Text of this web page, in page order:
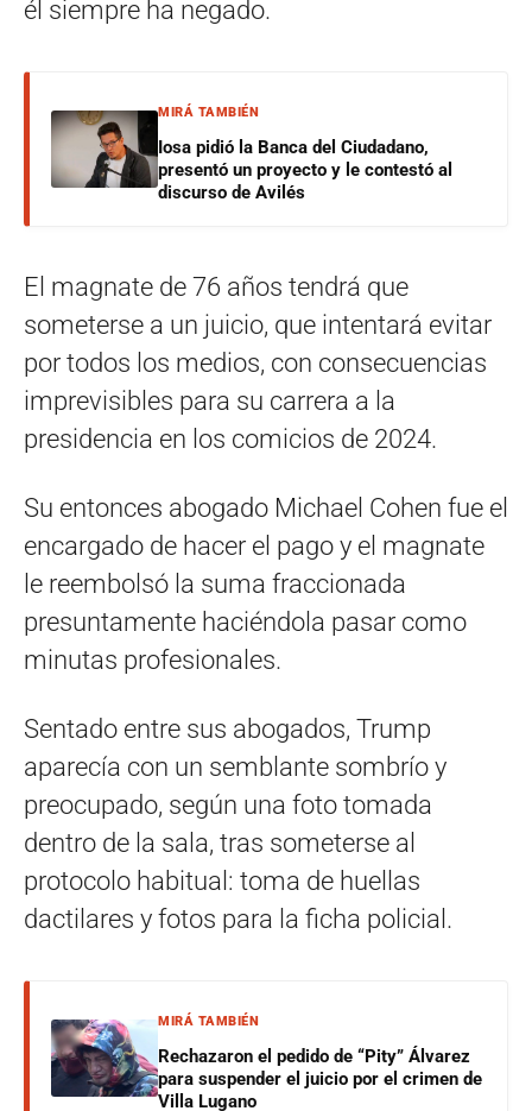
él siempre ha negado.
MIRÁ TAMBIÉN
Iosa pidió la Banca del Ciudadano,
presentó un proyecto y le contestó al
discurso de Avilés
El magnate de 76 años tendrá que
someterse a un juicio, que intentará evitar
por todos los medios, con consecuencias
imprevisibles para su carrera a la
presidencia en los comicios de 2024.
Su entonces abogado Michael Cohen fue el
encargado de hacer el pago y el magnate
le reembolsó la suma fraccionada
presuntamente haciéndola pasar como
minutas profesionales.
Sentado entre sus abogados, Trump
aparecía con un semblante sombrío y
preocupado, según una foto tomada
dentro de la sala, tras someterse al
protocolo habitual: toma de huellas
dactilares y fotos para la ficha policial.
MIRÁ TAMBIÉN
Rechazaron el pedido de “Pity” Álvarez
para suspender el juicio por el crimen de
Villa Lugano